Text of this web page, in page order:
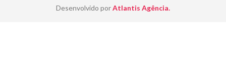
Desenvolvido porAtlantis Agência.